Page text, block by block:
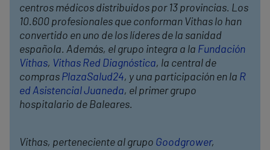
centros médicos distribuidos por 13 provincias. Los
10.600 profesionales que conforman Vithas lo han
convertido en uno de los líderes de la sanidad
española. Además, el grupo integra a la Fundación
Vithas, Vithas Red Diagnóstica, la central de
compras PlazaSalud24, y una participación en la R
ed Asistencial Juaneda, el primer grupo
hospitalario de Baleares.
Vithas, perteneciente al grupo Goodgrower,